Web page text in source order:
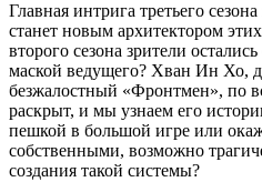
Главная интрига третьего
станет новым архитектором
второго сезона зрители
маской ведущего? Хван Ин Хо,
безжалостный «Фронтмен», по
раскрыт, и мы узнаем его
пешкой в большой игре или
собственными, возможно
создания такой системы?